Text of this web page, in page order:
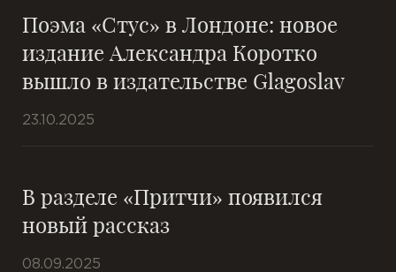
Поэма «Стус» в Лондоне: новое
издание Александра Коротко
вышло в издательстве Glagoslav
23.10.2025
В разделе «Притчи» появился
новый рассказ
08.09.2025